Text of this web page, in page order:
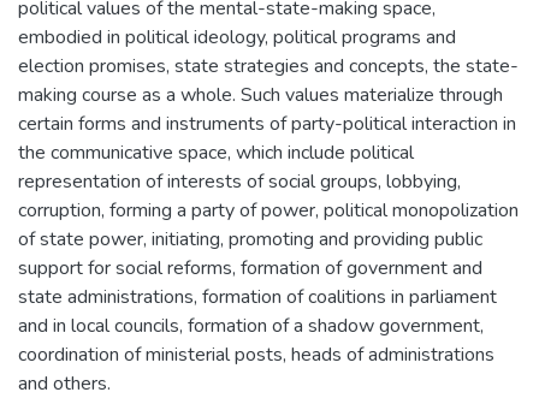
political values of the mental-state-making space,
embodied in political ideology, political programs and
election promises, state strategies and concepts, the state-
making course as a whole. Such values materialize through
certain forms and instruments of party-political interaction in
the communicative space, which include political
representation of interests of social groups, lobbying,
corruption, forming a party of power, political monopolization
of state power, initiating, promoting and providing public
support for social reforms, formation of government and
state administrations, formation of coalitions in parliament
and in local councils, formation of a shadow government,
coordination of ministerial posts, heads of administrations
and others.